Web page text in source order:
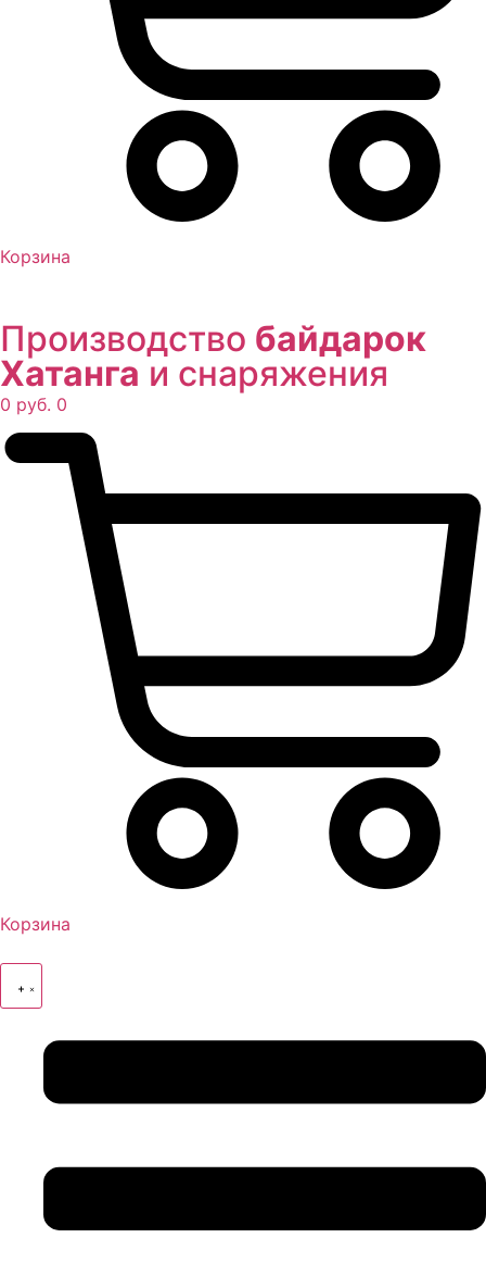
Корзина
Производство байдарок
Хатанга и снаряжения
0 руб. 0
Корзина